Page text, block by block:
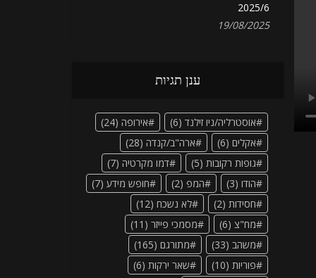
2025/6
19/08/2025
ענן תגיות
אוסטרליה/ניו זילנד (6) אירופה (24)
אקלים (6) ארה"ב/קנדה (28)
גופות רקובות (5) דמו מקרטיה (7)
הודו (3) המפ (2) חופש מידע (7)
חסידות (2) לא נשכח (12)
מח"צ (6) מסמכי פייזר (11)
משהב (33) מתורגם (165)
פוריות (10) שאר ירקות (6)